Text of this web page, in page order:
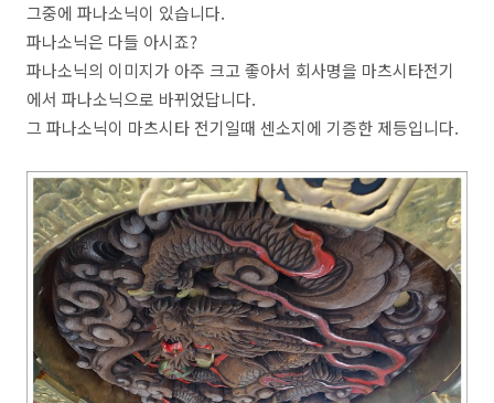
그중에 파나소닉이 있습니다.
파나소닉은 다들 아시죠?
파나소닉의 이미지가 아주 크고 좋아서 회사명을 마츠시타전기
에서 파나소닉으로 바뀌었답니다.
그 파나소닉이 마츠시타 전기일때 센소지에 기증한 제등입니다.